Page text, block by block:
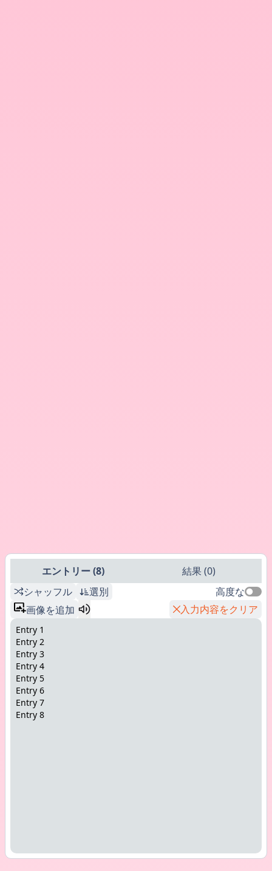
エントリー(8) 結果(0)
シャッフル
選別
高度な
画像を追加
入力内容をクリア
Entry 1
Entry 2
Entry 3
Entry 4
Entry 5
Entry 6
Entry 7
Entry 8